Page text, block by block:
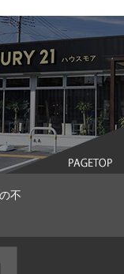
不